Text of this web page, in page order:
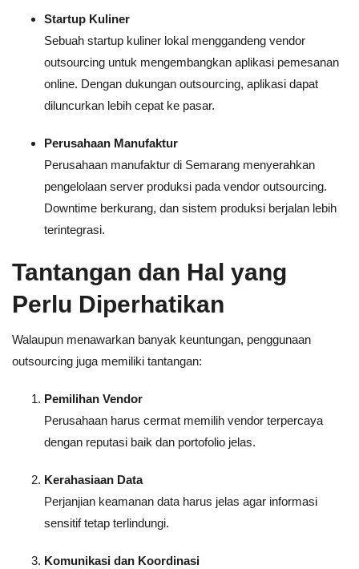
Startup Kuliner
Sebuah startup kuliner lokal menggandeng vendor
outsourcing untuk mengembangkan aplikasi pemesanan
online. Dengan dukungan outsourcing, aplikasi dapat
diluncurkan lebih cepat ke pasar.
Perusahaan Manufaktur
Perusahaan manufaktur di Semarang menyerahkan
pengelolaan server produksi pada vendor outsourcing.
Downtime berkurang, dan sistem produksi berjalan lebih
terintegrasi.
Tantangan dan Hal yang
Perlu Diperhatikan
Walaupun menawarkan banyak keuntungan, penggunaan
outsourcing juga memiliki tantangan:
Pemilihan Vendor
Perusahaan harus cermat memilih vendor terpercaya
dengan reputasi baik dan portofolio jelas.
Kerahasiaan Data
Perjanjian keamanan data harus jelas agar informasi
sensitif tetap terlindungi.
Komunikasi dan Koordinasi